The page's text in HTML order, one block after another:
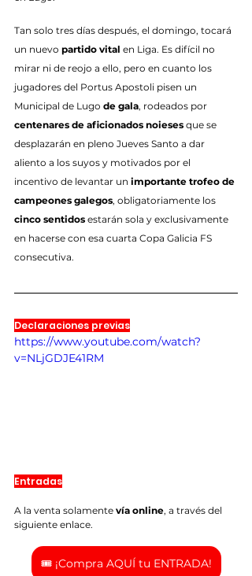
Tan solo tres días después, el domingo, tocará
un nuevo partido vital en Liga. Es difícil no
mirar ni de reojo a ello, pero en cuanto los
jugadores del Portus Apostoli pisen un
Municipal de Lugo de gala, rodeados por
centenares de aficionados noieses que se
desplazarán en pleno Jueves Santo a dar
aliento a los suyos y motivados por el
incentivo de levantar un importante trofeo de
campeones galegos, obligatoriamente los
cinco sentidos estarán sola y exclusivamente
en hacerse con esa cuarta Copa Galicia FS
consecutiva.
Declaraciones previas
https://www.youtube.com/watch?
v=NLjGDJE41RM
Entradas
A la venta solamente vía online, a través del
siguiente enlace.
🎟️ ¡Compra AQUÍ tu ENTRADA!